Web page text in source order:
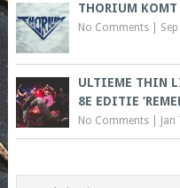
THORIUM KOMT
No Comments|
ULTIEME THIN
8E EDITIE
No Comments|